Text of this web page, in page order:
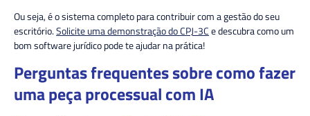
Ou seja, é o sistema completo para contribuir com a gestão do seu
escritório.Solicite uma demonstração do CPJ-3Ce descubra como um
bom software jurídico pode te ajudar na prática!
Perguntas frequentes sobre como fazer
uma peça processual com IA